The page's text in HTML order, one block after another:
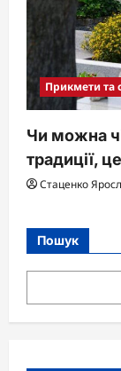
Прикмети та
Чи можна
традиції,
Стаценко
Пошук